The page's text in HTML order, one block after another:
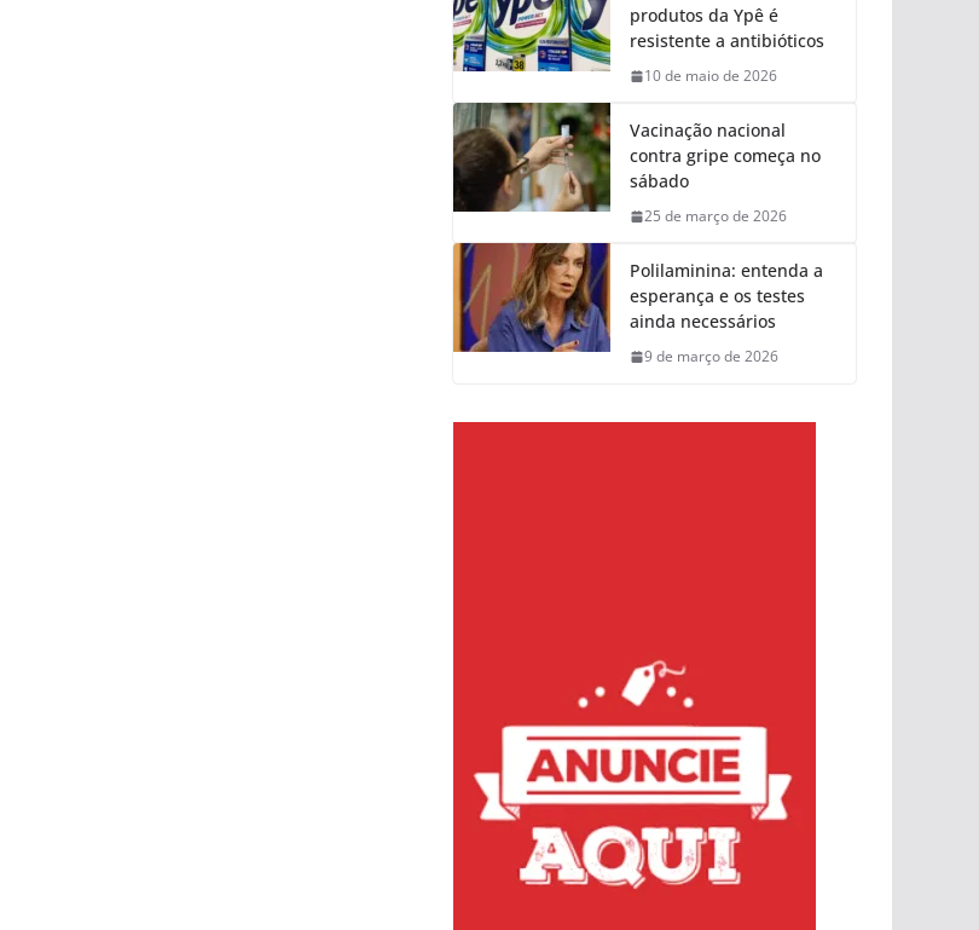
produtos da Ypê é
resistente a antibióticos
10 de maio de 2026
Vacinação nacional
contra gripe começa no
sábado
25 de março de 2026
Polilaminina: entenda a
esperança e os testes
ainda necessários
9 de março de 2026